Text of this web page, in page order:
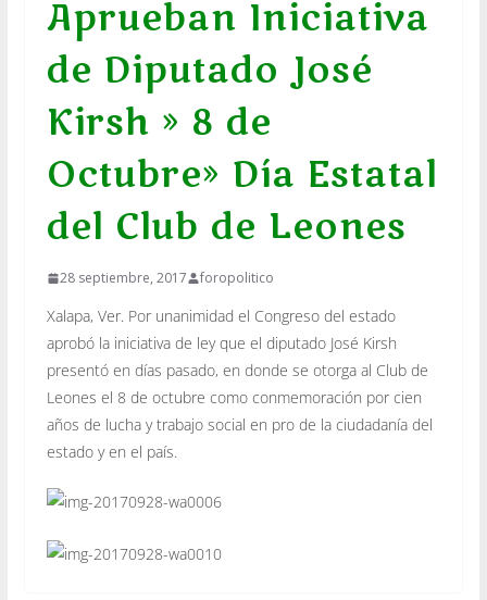
Aprueban Iniciativa
de Diputado José
Kirsh » 8 de
Octubre» Día Estatal
del Club de Leones
28 septiembre, 2017 foropolitico
Xalapa, Ver. Por unanimidad el Congreso del estado
aprobó la iniciativa de ley que el diputado José Kirsh
presentó en días pasado, en donde se otorga al Club de
Leones el 8 de octubre como conmemoración por cien
años de lucha y trabajo social en pro de la ciudadanía del
estado y en el país.